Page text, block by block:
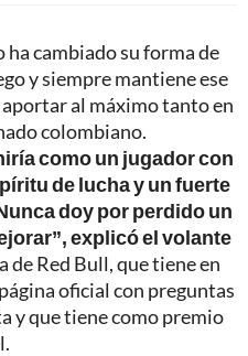
ha cambiado su forma de
y siempre mantiene ese
al máximo tanto en
colombiano.
como un jugador con
de lucha y un fuerte
doy por perdido un
explicó el volante
de Red Bull, que tiene en
oficial con preguntas
y que tiene como premio